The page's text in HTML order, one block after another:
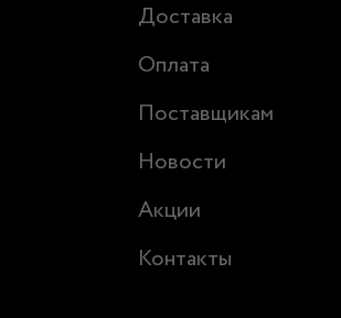
Доставка
Оплата
Поставщикам
Новости
Акции
Контакты